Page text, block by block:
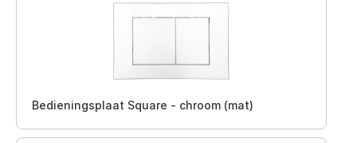
Bedieningsplaat Square - chroom (mat)